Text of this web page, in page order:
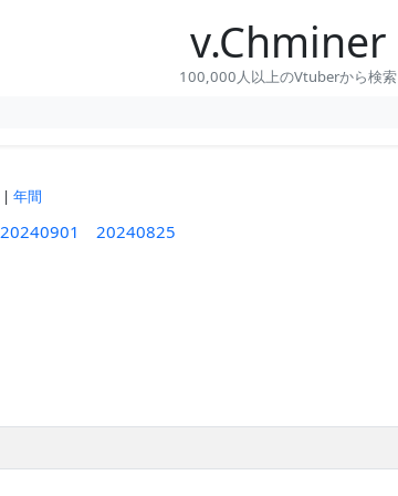
v.Chminer
100,000人以上のVtuberから検索
|年間
20240901 20240825